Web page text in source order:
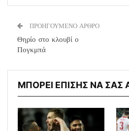
ΠΡΟΗΓΟΥΜΕΝΟ ΑΡΘΡΟ
Θηρίο στο κλουβί ο
Πογκμπά
ΜΠΟΡΕΙ ΕΠΙΣΗΣ ΝΑ ΣΑΣ